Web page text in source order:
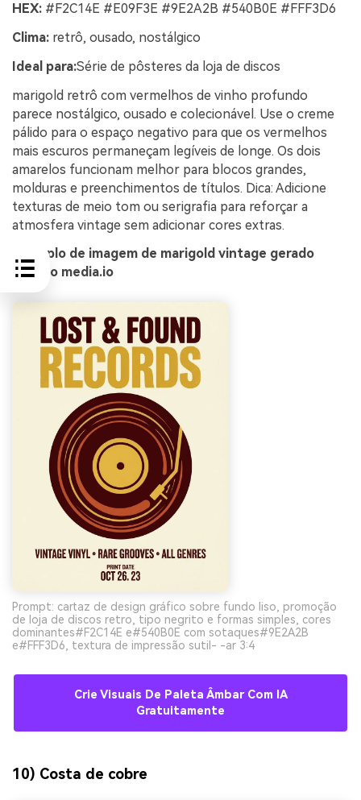
HEX: #F2C14E #E09F3E #9E2A2B #540B0E #FFF3D6
Clima: retrô, ousado, nostálgico
Ideal para:Série de pôsteres da loja de discos
marigold retrô com vermelhos de vinho profundo
parece nostálgico, ousado e colecionável. Use o creme
pálido para o espaço negativo para que os vermelhos
mais escuros permaneçam legíveis de longe. Os dois
amarelos funcionam melhor para blocos grandes,
molduras e preenchimentos de títulos. Dica: Adicione
texturas de meio tom ou serigrafia para reforçar a
atmosfera vintage sem adicionar cores extras.
Exemplo de imagem de marigold vintage gerado
usando media.io
Prompt: cartaz de design gráfico sobre fundo liso, promoção
de loja de discos retro, tipo negrito e formas simples, cores
dominantes#F2C14E e#540B0E com sotaques#9E2A2B
e#FFF3D6, textura de impressão sutil- -ar 3:4
Crie Visuais De Paleta Âmbar Com IA
Gratuitamente
10) Costa de cobre